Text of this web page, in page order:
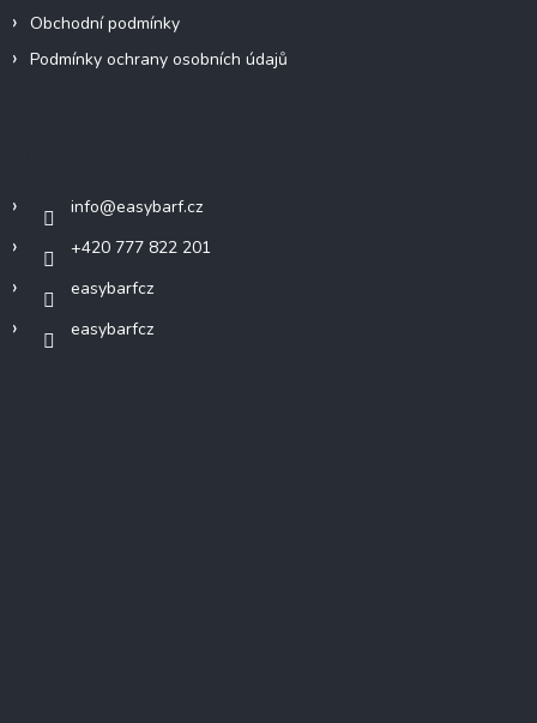
Obchodní podmínky
Podmínky ochrany osobních údajů
info@easybarf.cz
+420 777 822 201
easybarfcz
easybarfcz